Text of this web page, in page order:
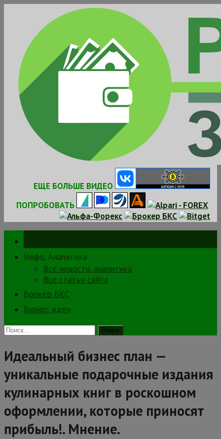
ЕЩЕ БОЛЬШЕ ВИДЕО
ПОПРОБОВАТЬ
Инфо, Аналитика
Все новости, аналитика
Все статьи сайта
Брокер БКС
Бизнес идеи
Найти:
Идеальный бизнес план —
уникальные подарочные издания
кулинарных книг в роскошном
оформлении, которые приносят
прибыль!. Мнение.